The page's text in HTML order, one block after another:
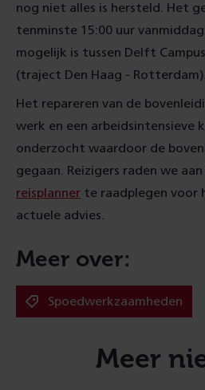
nog niet alles is hersteld. Het
tenminste 15:00 uur
mogelijk is tussen Delft
(traject Den Haag - Rotterdam).
Het repareren van de
werk en een arbeidsintensieve
onderzocht waardoor de
gegaan. Reizigers raden we
reisplanner te raadplegen voor
actuele advies.
Meer over:
Spoedwerkzaamheden
Meer